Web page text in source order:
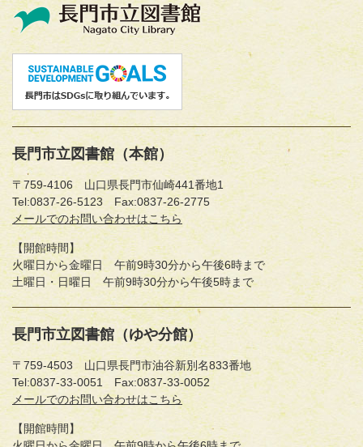
長門市立図書館（本館）
〒759-4106 山口県長門市仙崎441番地1
Tel:0837-26-5123
Fax:0837-26-2775
長
門
市
立
図
書
館
（本
館）
へ
メールでのお問い合わせはこちら
【開館時間】
火曜日から金曜日 午前9時30分から午後6時まで
土曜日・日曜日 午前9時30分から午後5時まで
長門市立図書館（ゆや分館）
〒759-4503 山口県長門市油谷新別名833番地
Tel:0837-33-0051
Fax:0837-33-0052
長
市
メールでのお問い合わせはこちら
【開館時間】